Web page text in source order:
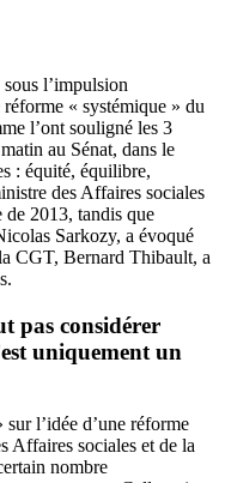
l’impulsion
« systémique » du
l’ont souligné les 3
au Sénat, dans le
: équité, équilibre,
des Affaires sociales
de 2013, tandis que
Sarkozy, a évoqué
CGT, Bernard Thibault, a
pas considérer
uniquement un
l’idée d’une réforme
Affaires sociales et de la
nombre